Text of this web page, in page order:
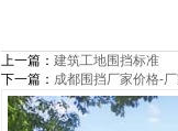
上一篇： 建筑工地围挡标准
下一篇： 成都围挡厂家价格-